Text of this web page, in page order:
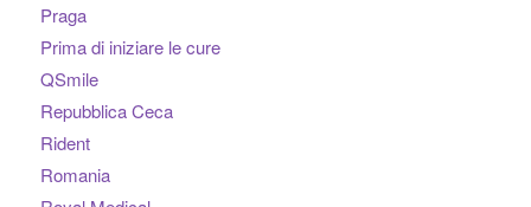
Praga
Prima di iniziare le cure
QSmile
Repubblica Ceca
Rident
Romania